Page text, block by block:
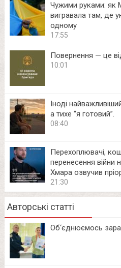
Чужими руками: як
вигравала там, де
одному
17:55
Повернення — це
10:01
Іноді
а тихе “я готовий”.
08:40
Перехоплювачі,
перенесення війни
Хмара озвучив
21:30
Авторські статті
Об‘єднюємось